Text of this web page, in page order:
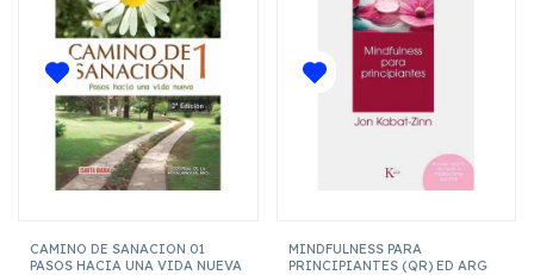
CAMINO DE SANACION 01
PASOS HACIA UNA VIDA NUEVA
MINDFULNESS PARA
PRINCIPIANTES (QR) ED ARG